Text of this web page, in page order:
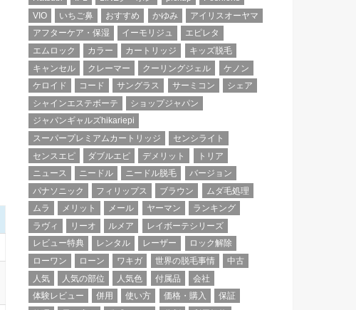
VIO
いちご鼻 おすすめ かゆみ
アイリスオーヤマ
アフターケア・保湿
イーモリジュ
エピレタ
エムロック
カラー カートリッジ
キッズ脱毛
キャンセル
クレーマー クーリングジェル
ケノン
ケロイド
コード サングラス サーミコン
シェア
シャインエステボーテ
ショップジャパン
ジャパンギャルズhikariepi
スーパープレミアムカートリッジ
センシライト
センスエピ
ダブルエピ デメリット
トリア
ニュース
ニードル ニードル脱毛
バージョン
パナソニック
フィリップス ブラウン
ムダ毛処理
ムラ
メリット メール ヤーマン
ランキング
ラヴィ
リーオ ルメア
レイボーテシリーズ
レビュー特典
レンタル レーザー
ロック解除
ローワン
ローン ワキガ 世界の脱毛事情
中古
人気
人気の部位 人気色 付属品
会社
体験レビュー
併用 使い方 価格・購入
保証